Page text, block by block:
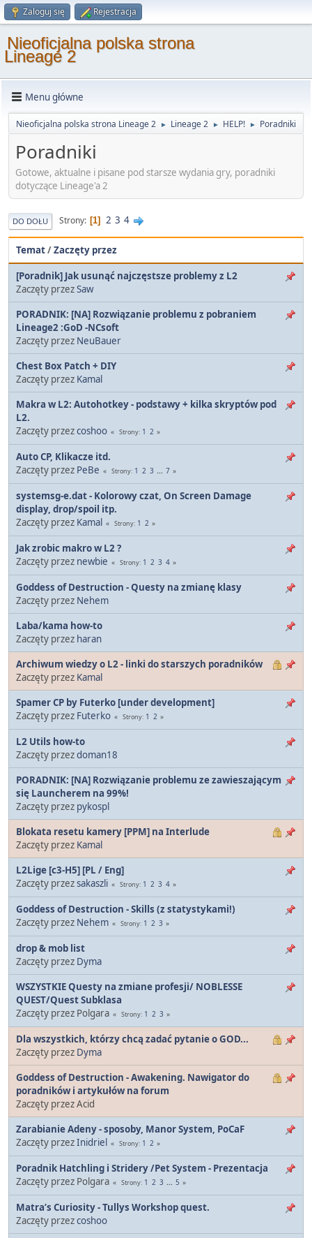
Zaloguj się Rejestracja
Nieoficjalna polska strona
Lineage 2
Menu główne
Nieoficjalna polska strona Lineage 2 ► Lineage 2 ► HELP! ► Poradniki
Poradniki
Gotowe, aktualne i pisane pod starsze wydania gry, poradniki
dotyczące Lineage'a 2
DO DOŁU Strony 1 2 3 4
Temat/Zaczęty przez
[Poradnik] Jak usunąć najczęstsze problemy z L2
Zaczęty przezSaw
PORADNIK: [NA] Rozwiązanie problemu z pobraniem
Lineage2 :GoD -NCsoft
Zaczęty przez NeuBauer
Chest Box Patch + DIY
Zaczęty przez Kamal
Makra w L2: Autohotkey - podstawy + kilka skryptów pod
L2.
Zaczęty przezcoshoo Strony 1 2
Auto CP, Klikacze itd.
Zaczęty przez PeBe Strony 1 2 3 ... 7
systemsg-e.dat - Kolorowy czat, On Screen Damage
display, drop/spoil itp.
Zaczęty przez Kamal Strony 1 2
Jak zrobic makro w L2 ?
Zaczęty przez newbie Strony 1 2 3 4
Goddess of Destruction - Questy na zmianę klasy
Zaczęty przez Nehem
Laba/kama how-to
Zaczęty przez haran
Archiwum wiedzy o L2 - linki do starszych poradników
Zaczęty przez Kamal
Spamer CP by Futerko [under development]
Zaczęty przez Futerko Strony 1 2
L2 Utils how-to
Zaczęty przezdoman18
PORADNIK: [NA] Rozwiązanie problemu ze zawieszającym
się Launcherem na 99%!
Zaczęty przez pykospl
Blokata resetu kamery [PPM] na Interlude
Zaczęty przez Kamal
L2Lige [c3-H5] [PL / Eng]
Zaczęty przezsakaszli Strony 1 2 3 4
Goddess of Destruction - Skills (z statystykami!)
Zaczęty przez Nehem Strony 1 2 3
drop & mob list
Zaczęty przez Dyma
WSZYSTKIE Questy na zmiane profesji/ NOBLESSE
QUEST/Quest Subklasa
Zaczęty przez Polgara
Strony 1 2 3
Dla wszystkich, którzy chcą zadać pytanie o GOD...
Zaczęty przez Dyma
Goddess of Destruction - Awakening. Nawigator do
poradników i artykułów na forum
Zaczęty przez Acid
Zarabianie Adeny - sposoby, Manor System, PoCaF
Zaczęty przezInidriel Strony 1 2
Poradnik Hatchling i Stridery /Pet System - Prezentacja
Zaczęty przez Polgara
Strony 1 2 3 ... 5
Matra’s Curiosity - Tullys Workshop quest.
Zaczęty przezcoshoo